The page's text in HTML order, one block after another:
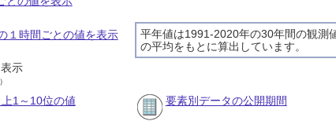
平年値は1991-2020年の30年間の観測
の平均をもとに算出しています。
１時間ごとの値を表示
示
1～10位の値 要素別データの公開期間